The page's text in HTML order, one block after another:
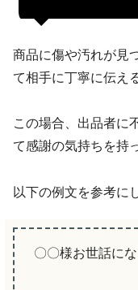
商品に傷や汚れが見
て相手に丁寧に伝え
この場合、出品者に
て感謝の気持ちを持
以下の例文を参考に
〇〇様お世話に